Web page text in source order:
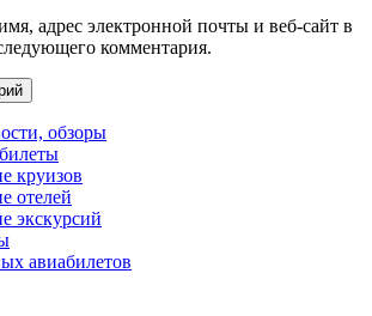
адрес электронной почты и веб-сайт в
комментария.
обзоры
круизов
отелей
экскурсий
авиабилетов